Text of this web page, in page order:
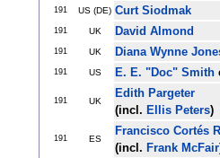
191 US (DE) Curt Siodmak
191 UK David Almond
191 UK Diana Wynne
191 US E. E. "Doc" Smith
191 UK
Edith Pargeter
(incl. Ellis Peters)
191 ES
Francisco Cortés
(incl. Frank McFair